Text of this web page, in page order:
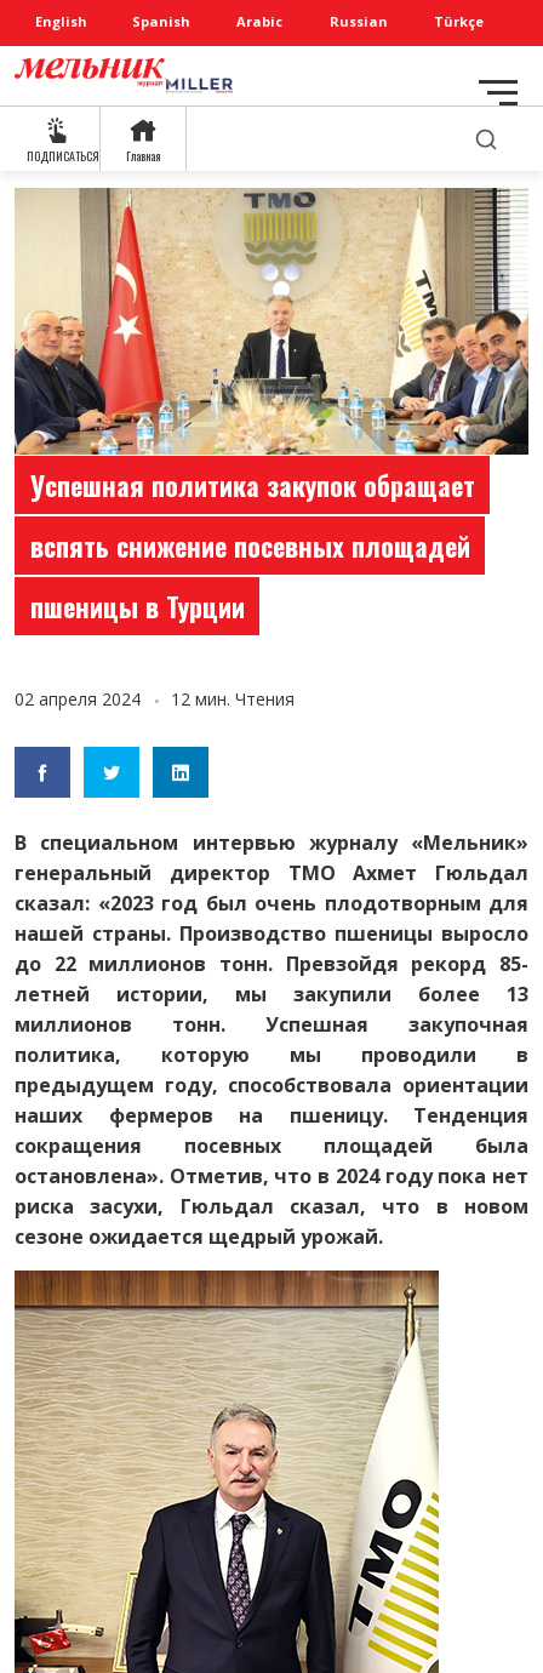
English Spanish Arabic Russian Türkçe
ПОДПИСАТЬСЯ Главная
Успешная политика закупок обращает
вспять снижение посевных площадей
пшеницы в Турции
02 апреля 2024 12 мин. Чтения
В специальном интервью журналу «Мельник»
генеральный директор TMO Ахмет Гюльдал
сказал: «2023 год был очень плодотворным для
нашей страны. Производство пшеницы выросло
до 22 миллионов тонн. Превзойдя рекорд 85-
летней истории, мы закупили более 13
миллионов тонн. Успешная закупочная
политика, которую мы проводили в
предыдущем году, способствовала ориентации
наших фермеров на пшеницу. Тенденция
сокращения посевных площадей была
остановлена». Отметив, что в 2024 году пока нет
риска засухи, Гюльдал сказал, что в новом
сезоне ожидается щедрый урожай.